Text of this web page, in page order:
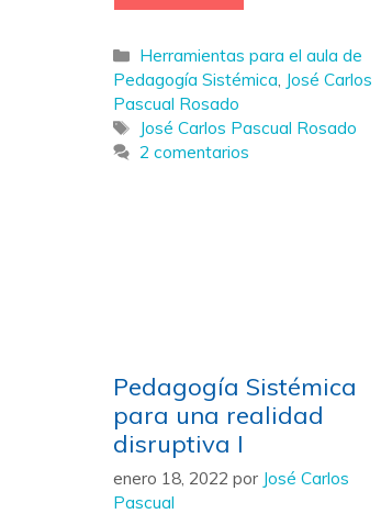
Categorías
Herramientas para el aula de
Pedagogía Sistémica, José Carlos
Pascual Rosado
Etiquetas
José Carlos Pascual Rosado
2 comentarios
Pedagogía Sistémica
para una realidad
disruptiva I
enero 18, 2022 por José Carlos
Pascual